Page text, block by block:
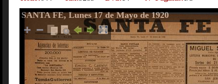
SANTA FE, Lunes 17 de Mayo de 1920